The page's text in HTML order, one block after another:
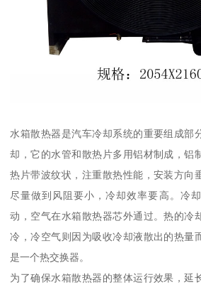
水箱散热器是汽车冷却系统的重要组成部
却，它的水管和散热片多用铝材制成，铝
热片带波纹状，注重散热性能，安装方向
尽量做到风阻要小，冷却效率要高。冷
动，空气在水箱散热器芯外通过。热的冷
冷，冷空气则因为吸收冷却液散出的热量
是一个热交换器。
为了确保水箱散热器的整体运行效果，延